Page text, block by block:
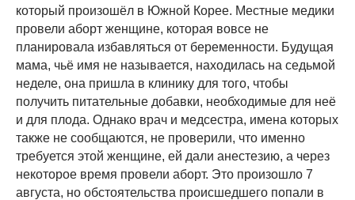
который произошёл в Южной Корее. Местные медики
провели аборт женщине, которая вовсе не
планировала избавляться от беременности. Будущая
мама, чьё имя не называется, находилась на седьмой
неделе, она пришла в клинику для того, чтобы
получить питательные добавки, необходимые для неё
и для плода. Однако врач и медсестра, имена которых
также не сообщаются, не проверили, что именно
требуется этой женщине, ей дали анестезию, а через
некоторое время провели аборт. Это произошло 7
августа, но обстоятельства происшедшего попали в